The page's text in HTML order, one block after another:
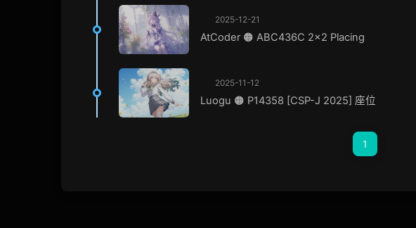
2025-12-21
AtCoder 🟠 ABC436C 2x2 Placing
2025-11-12
Luogu 🟠 P14358 [CSP-J 2025] 座位
1